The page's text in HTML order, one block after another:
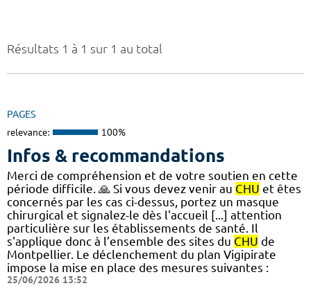
Résultats 1 à 1 sur 1 au total
PAGES
relevance: 100%
Infos & recommandations
Merci de compréhension et de votre soutien en cette
période difficile. 🙏 Si vous devez venir au CHU et êtes
concernés par les cas ci-dessus, portez un masque
chirurgical et signalez-le dès l'accueil [...] attention
particulière sur les établissements de santé. Il
s'applique donc à l’ensemble des sites du CHU de
Montpellier. Le déclenchement du plan Vigipirate
impose la mise en place des mesures suivantes :
25/06/2026 13:52